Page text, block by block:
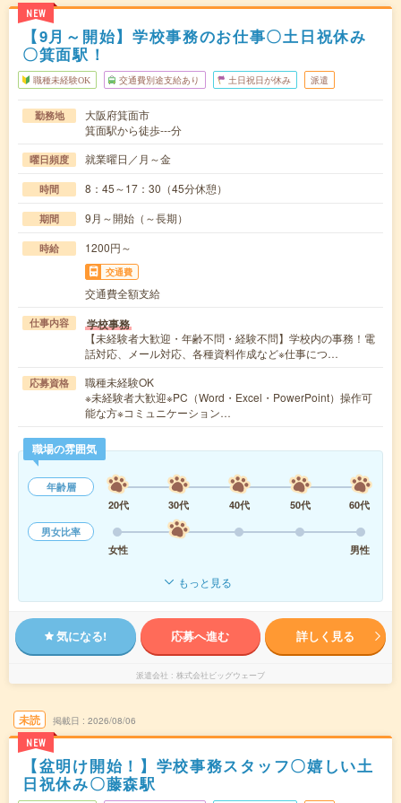
NEW
【9月～開始】学校事務のお仕事〇土日祝休み
〇箕面駅！
職種未経験OK 交通費別途支給あり 土日祝日が休み 派遣
勤務地
大阪府箕面市
箕面駅から徒歩---分
曜日頻度 就業曜日／月～金
時間 8：45～17：30（45分休憩）
期間 9月～開始（～長期）
時給 1200円～
交通費
交通費全額支給
仕事内容 学校事務
【未経験者大歓迎・年齢不問・経験不問】学校内の事務！電
話対応、メール対応、各種資料作成など※仕事につ…
応募資格
職種未経験OK
※未経験者大歓迎※PC（Word・Excel・PowerPoint）操作可
能な方※コミュニケーション…
職場の雰囲気
年齢層
20代
30代 40代 50代
60代
男女比率
女性
男性
もっと見る
気になる! 応募へ進む 詳しく見る
派遣会社 株式会社ビッグウェーブ
未読
NEW
掲載日 2026/08/06
【盆明け開始！】学校事務スタッフ〇嬉しい土
日祝休み〇藤森駅